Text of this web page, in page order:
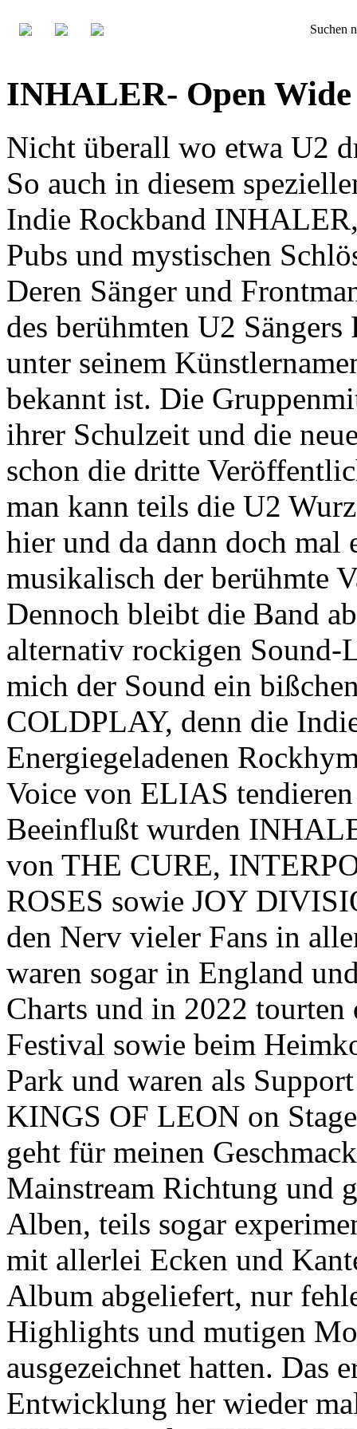
Suchen
INHALER- Open
Nicht überall wo etwa U2
So auch in diesem
Indie Rockband
Pubs und mystischen
Deren Sänger und
des berühmten U2
unter seinem
bekannt ist. Die
ihrer Schulzeit und die
schon die dritte
man kann teils die U2
hier und da dann doch mal
musikalisch der berühmte
Dennoch bleibt die Band
alternativ rockigen Sound-
mich der Sound ein
COLDPLAY, denn die
Energiegeladenen
Voice von ELIAS
Beeinflußt wurden
von THE CURE,
ROSES sowie JOY
den Nerv vieler Fans in
waren sogar in England
Charts und in 2022
Festival sowie beim
Park und waren als
KINGS OF LEON on
geht für meinen
Mainstream Richtung und
Alben, teils sogar
mit allerlei Ecken und
Album abgeliefert, nur
Highlights und mutigen
ausgezeichnet hatten. Das
Entwicklung her wieder